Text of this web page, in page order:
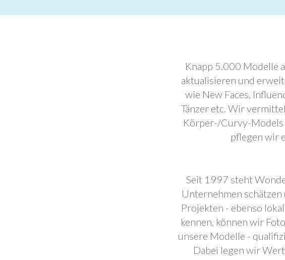
Knapp 5.000 Modelle
aktualisieren und
wie New Faces,
Tänzer etc. Wir
Körper-/Curvy-Models
pflegen wir
Seit 1997 steht
Unternehmen
Projekten - ebenso
kennen, können wir
unsere Modelle -
Dabei legen wir